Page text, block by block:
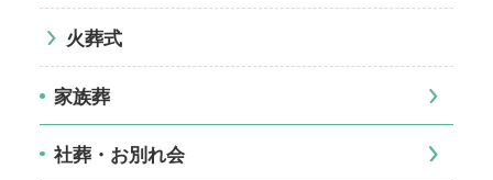
火葬式
家族葬
社葬・お別れ会